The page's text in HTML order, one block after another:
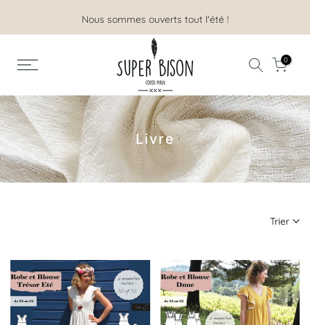
Nous sommes ouverts tout l'été !
0
Livre
Trier